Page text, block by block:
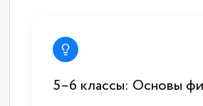
5–6 классы: Основы